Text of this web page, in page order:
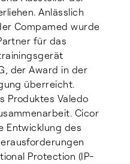
Anlässlich
Compamed wurde
für das
der Award in der
überreicht.
Produktes Valedo
Cicor
Entwicklung des
Protection (IP-